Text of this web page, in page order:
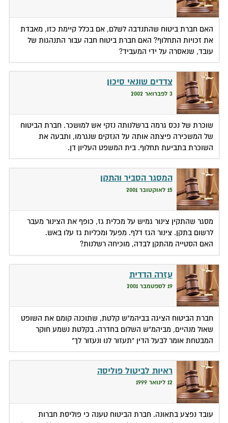
האם חברת ביטוח שהתנדבה לשלם, אם בכלל קיימת כזו, מאבדת
את זכויות התחלוף? האם חברת ביטוח חבה עבור התנהגות של
עובד, שנאסרה על ידי המעביד?
צדדים שונאי סיכון
3 לפברואר 2002
שוכרת של נכס גרמה ברשלנותה נזקי אש למושכר. חברת הביטוח
של המשכירה פיצתה אותה על הנזקים שנגרמו, ותבעה את
השוכרת בתביעת תחלוף. בית המשפט העליון דן.
המסגר הסביר והתקן
15 לאוקטובר 2001
מסגר שהתקין צינור גמיש על מכלית גז, כופף את הצינור מעבר
לרשום בתקן. צינור הגז דלף. מפעל ומכליות גז עלו באש.
האם הסטייה מהתקן לבדה, מוכיחה רשלנות?
עזרה הדדית
19 לספטמבר 2001
חברת הביטוח הציגה בביהמ"ש קלטת, שתוכנה קומם את השופט
שאול מנהיים, מביהמ"ש השלום בחדרה. בקלטת נשמע חוקר
המבטחת אומר לבעל הדין "תעזור לנו ונעזור לך"
ראיות לביטול פוליסה
12 לינואר 1999
עובד נפצע בתאונה. חברת הביטוח טענה כי פוליסת חברות